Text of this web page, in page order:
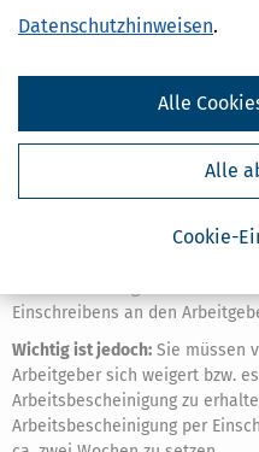
Datenschutzhinweisen.
Cookie-
Alle
Alle
Bescheinigung benötigen. Für
Arbeitsbescheinigung"vor.
Fragen Sie bei der
vollständig
Einschreibens an den
Wichtig ist jedoch: Sie müssen
Arbeitgeber sich weigert bzw.
Arbeitsbescheinigung zu
Arbeitsbescheinigung per